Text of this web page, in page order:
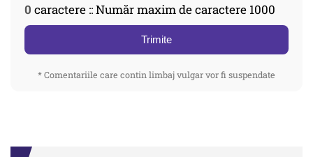
0 caractere :: Număr maxim de caractere 1000
Trimite
* Comentariile care contin limbaj vulgar vor fi suspendate